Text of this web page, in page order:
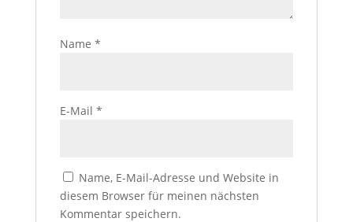
Name *
E-Mail *
Name, E-Mail-Adresse und Website in
diesem Browser für meinen nächsten
Kommentar speichern.